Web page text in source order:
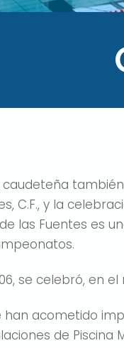
C.F., y la
las Fuentes es
se celebró, en
han acometido
de Piscina